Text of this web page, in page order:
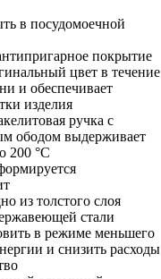
в посудомоечной
покрытие
цвет в течение
и обеспечивает
изделия
ручка с
ободом выдерживает
200 °С
из толстого слоя
стали
в режиме меньшего
и снизить расходы